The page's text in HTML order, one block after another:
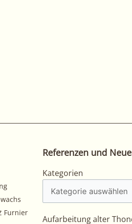
Furnier
Referenzen und
Kategorien
Kategorien
Aufarbeitung alter